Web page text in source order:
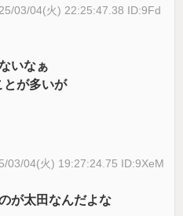
03/04(火) 22:25:47.38 ID:9Fd
いなぁ
とが多いが
03/04(火) 19:27:24.75 ID:9XeM
が太田なんだよな